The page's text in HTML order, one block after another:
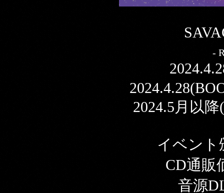
-
2024.5月以降
イベント
CD通販
音源